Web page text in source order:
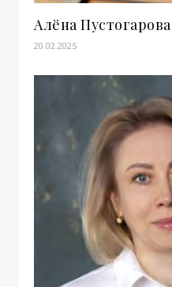
Алёна Пустогарова
20.02.2025